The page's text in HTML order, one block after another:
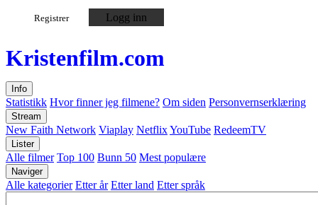
Registrer Logg inn
Kristenfilm.com
Info
Statistikk Hvor finner jeg filmene? Om siden Personvernserklæring
Stream
New Faith Network Viaplay NetflixYouTube RedeemTV
Lister
Alle filmer Top 100 Bunn 50 Mest populære
Naviger
Alle kategorier Etter år Etter land Etter språk